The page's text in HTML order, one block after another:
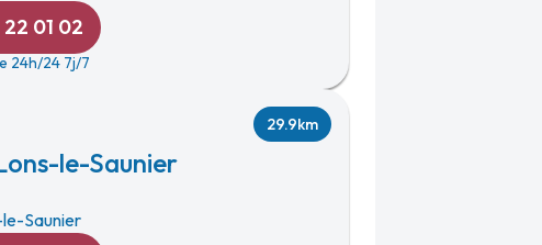
01 02
24h/24 7j/7
le-Saunier
29.9km
Saunier